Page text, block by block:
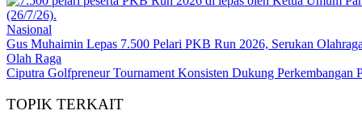
Nasional
Gus Muhaimin Lepas 7.500 Pelari PKB Run 2026, Serukan
Olah Raga
Ciputra Golfpreneur Tournament Konsisten Dukung Perkembangan
TOPIK TERKAIT